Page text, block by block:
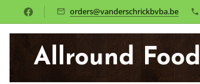
orders@vanderschrickbvba.be
Allround Food